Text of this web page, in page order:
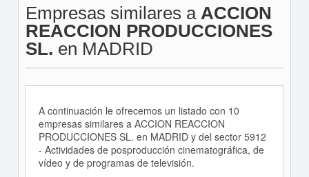
Empresas similares a ACCION
REACCION PRODUCCIONES
SL. en MADRID
A continuación le ofrecemos un listado con 10
empresas similares a ACCION REACCION
PRODUCCIONES SL. en MADRID y del sector 5912
- Actividades de posproducción cinematográfica, de
vídeo y de programas de televisión.